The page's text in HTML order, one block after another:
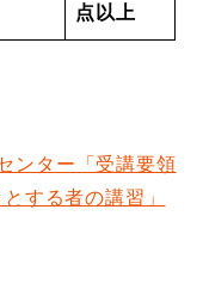
点以上
ンター「受講要領
する者の講習」